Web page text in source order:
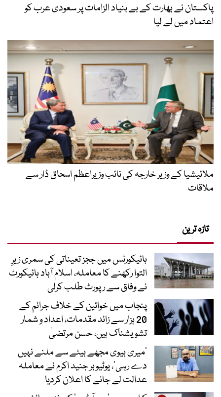
پاکستان نے بھارت کے بے بنیاد الزامات پر سعودی عرب کو
اعتماد میں لے لیا
ملائیشیا کے وزیر خارجہ کی نائب وزیراعظم اسحاق ڈار سے
ملاقات
تازہ ترین
ہائیکورٹس میں ججز تعیناتی کی سمری زیرِ
التوا رکھنے کا معاملہ، اسلام آباد ہائیکورٹ
نے وفاق سے رپورٹ طلب کرلی
پنجاب میں خواتین کے خلاف جرائم کے
20 ہزار سے زائد مقدمات، اعداد و شمار
تشویشناک ہیں، حسن مرتضیٰ
’میری بیوی مجھے بیٹے سے ملنے نہیں
دے رہی‘، یوٹیوبر جنید اکرم نے معاملہ
عدالت لے جانے کا اعلان کردیا